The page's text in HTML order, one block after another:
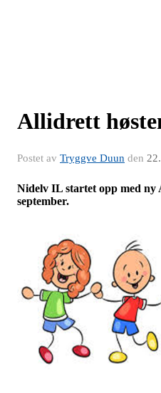
Allidrett
Postet av Tryggve Duun den
Nidelv IL startet opp med
september.